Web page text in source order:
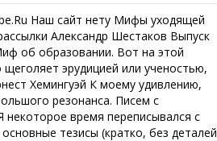
Наш сайт нету Мифы уходящей
Александр Шестаков Выпуск
об образовании. Вот на этой
эрудицией или ученостью,
Хемингуэй К моему удивлению,
резонанса. Писем с
время переписывался с
тезисы (кратко, без деталей